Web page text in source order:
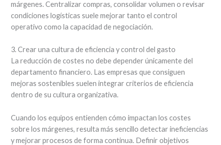
márgenes. Centralizar compras, consolidar volumen o revisar
condiciones logísticas suele mejorar tanto el control
operativo como la capacidad de negociación.
3. Crear una cultura de eficiencia y control del gasto
La reducción de costes no debe depender únicamente del
departamento financiero. Las empresas que consiguen
mejoras sostenibles suelen integrar criterios de eficiencia
dentro de su cultura organizativa.
Cuando los equipos entienden cómo impactan los costes
sobre los márgenes, resulta más sencillo detectar ineficiencias
y mejorar procesos de forma continua. Definir objetivos